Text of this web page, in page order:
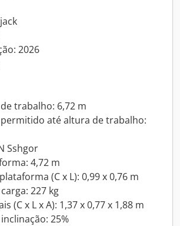
2026
trabalho: 6,72 m
até altura de trabalho:
Sshgor
4,72 m
(C x L): 0,99 x 0,76 m
227 kg
(C x L x A): 1,37 x 0,77 x 1,88 m
25%